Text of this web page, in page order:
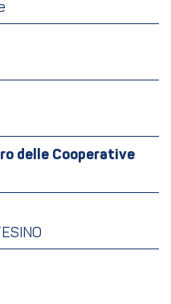
delle Cooperative